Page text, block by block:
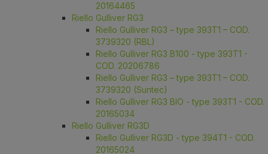
20164465
Riello Gulliver RG3
Riello Gulliver RG3 – type 393T1 – COD.
3739320 (RBL)
Riello Gulliver RG3 B100 - type 393T1 -
COD. 20206786
Riello Gulliver RG3 – type 393T1 – COD.
3739320 (Suntec)
Riello Gulliver RG3 BIO - type 393T1 - COD.
20165034
Riello Gulliver RG3D
Riello Gulliver RG3D - type 394T1 - COD.
20165024